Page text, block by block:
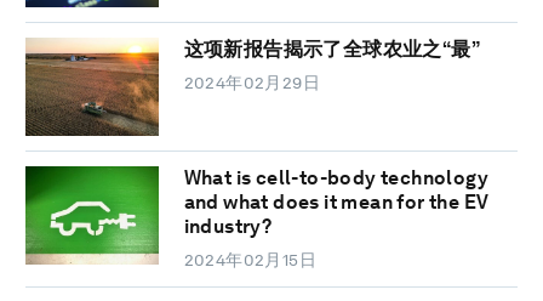
这项新报告揭示了全球农业之“最”
2024年02月29日
What is cell-to-body technology
and what does it mean for the EV
industry?
2024年02月15日